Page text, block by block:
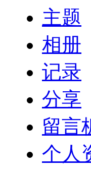
主题
相册
记录
分享
留言
个人